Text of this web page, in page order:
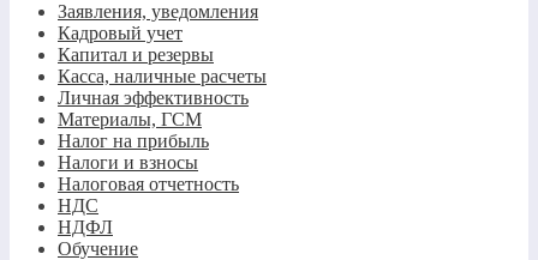
Заявления, уведомления
Кадровый учет
Капитал и резервы
Касса, наличные расчеты
Личная эффективность
Материалы, ГСМ
Налог на прибыль
Налоги и взносы
Налоговая отчетность
НДС
НДФЛ
Обучение